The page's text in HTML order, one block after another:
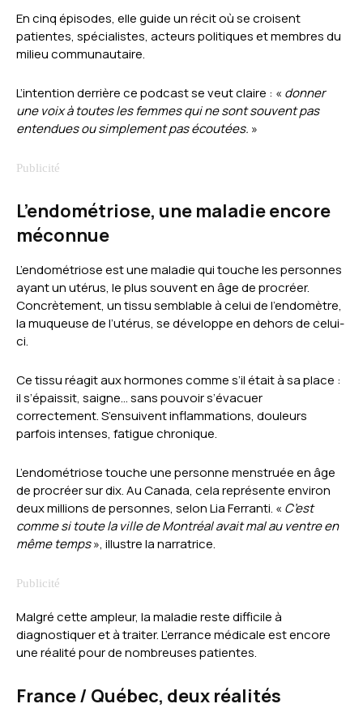
En cinq épisodes, elle guide un récit où se croisent
patientes, spécialistes, acteurs politiques et membres du
milieu communautaire.
L’intention derrière ce podcast se veut claire : « donner
une voix à toutes les femmes qui ne sont souvent pas
entendues ou simplement pas écoutées. »
L’endométriose, une maladie encore
méconnue
L’endométriose est une maladie qui touche les personnes
ayant un utérus, le plus souvent en âge de procréer.
Concrètement, un tissu semblable à celui de l’endomètre,
la muqueuse de l’utérus, se développe en dehors de celui-
ci.
Ce tissu réagit aux hormones comme s’il était à sa place :
il s’épaissit, saigne… sans pouvoir s’évacuer
correctement. S’ensuivent inflammations, douleurs
parfois intenses, fatigue chronique.
L’endométriose touche une personne menstruée en âge
de procréer sur dix. Au Canada, cela représente environ
deux millions de personnes, selon Lia Ferranti. « C’est
comme si toute la ville de Montréal avait mal au ventre en
même temps», illustre la narratrice.
Malgré cette ampleur, la maladie reste difficile à
diagnostiquer et à traiter. L’errance médicale est encore
une réalité pour de nombreuses patientes.
France / Québec, deux réalités